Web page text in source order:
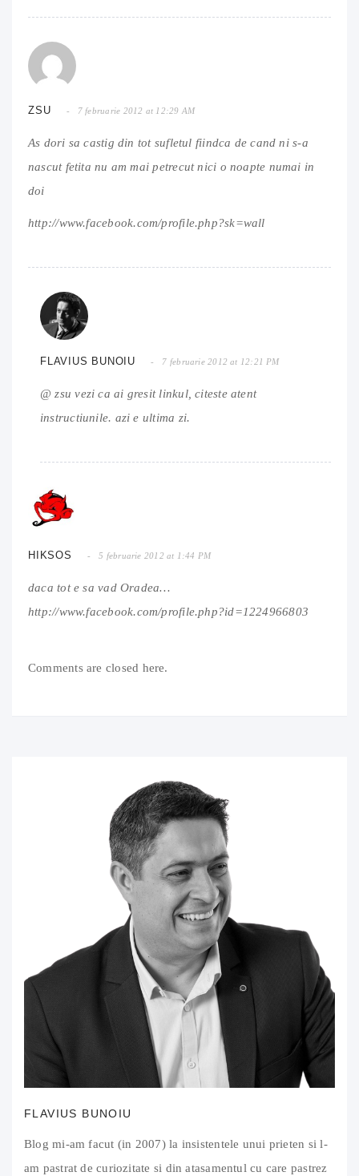
ZSU 7 februarie 2012 at 12:29 AM
As dori sa castig din tot sufletul fiindca de cand ni s-a
nascut fetita nu am mai petrecut nici o noapte numai in
doi
http://www.facebook.com/profile.php?sk=wall
FLAVIUS BUNOIU 7 februarie 2012 at 12:21 PM
@ zsu vezi ca ai gresit linkul, citeste atent
instructiunile. azi e ultima zi.
HIKSOS 5 februarie 2012 at 1:44 PM
daca tot e sa vad Oradea…
http://www.facebook.com/profile.php?id=1224966803
Comments are closed here.
FLAVIUS BUNOIU
Blog mi-am facut (in 2007) la insistentele unui prieten si l-
am pastrat de curiozitate si din atasamentul cu care pastrez